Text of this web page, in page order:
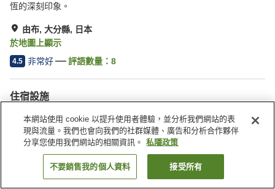
恆的深刻印象。
由布, 大分縣, 日本
於地圖上顯示
4.5 非常好 評語數量： 8
住宿設施
停車場
露天浴池（溫泉）
公共澡堂（溫泉）
接送服務
找客房
本網站使用 cookie 以提升使用者體驗，並分析我們網站的表
現與流量。我們也會向我們的社群媒體、廣告和分析合作夥伴
分享您使用我們網站的相關資訊。
私隱政策
不要銷售我的個人資料 接受所有